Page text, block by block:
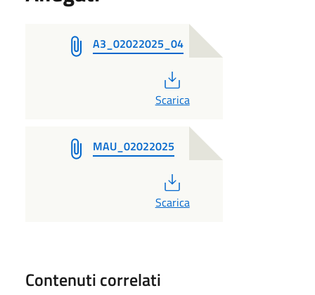
A3_02022025_04
Scarica
MAU_02022025
Scarica
Contenuti correlati